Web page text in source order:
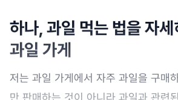
하나, 과일 먹는 법을 자
과일 가게
저는 과일 가게에서 자주 과일을 구매
만 판매하는 것이 아니라 과일과 관련